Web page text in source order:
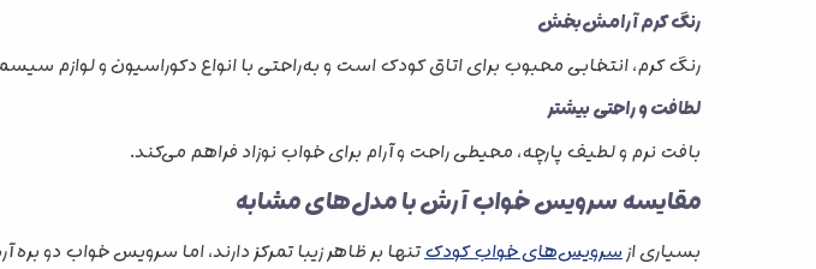
رنگ کرم آرامش‌بخش
رنگ کرم، انتخابی محبوب برای اتاق کودک است و به‌راحتی با انواع دکوراسیون و لوازم
لطافت و راحتی بیشتر
بافت نرم و لطیف پارچه، محیطی راحت و آرام برای خواب نوزاد فراهم می‌کند.
مقایسه سرویس خواب آرش با مدل‌های مشابه
بسیاری ازسرویس‌های خواب کودکتنها بر ظاهر زیبا تمرکز دارند، اما سرویس خواب دو